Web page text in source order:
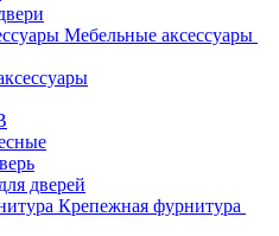
Мебельные аксессуары
дверей
Крепежная фурнитура